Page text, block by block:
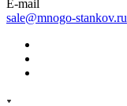
E-mail
sale@mnogo-stankov.ru